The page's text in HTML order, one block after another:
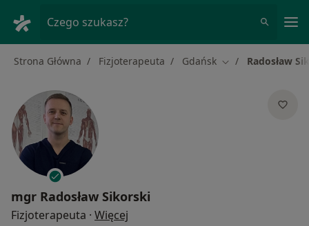
Czego szukasz?
Strona Główna Fizjoterapeuta Gdańsk Zmień miasto
Radosław
mgr Radosław Sikorski
Fizjoterapeuta · Więcej